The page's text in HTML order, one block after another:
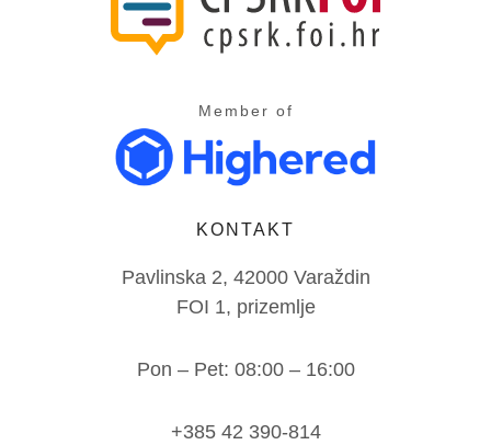
Member of
KONTAKT
Pavlinska 2, 42000 Varaždin
FOI 1, prizemlje
Pon – Pet: 08:00 – 16:00
+385 42 390-814